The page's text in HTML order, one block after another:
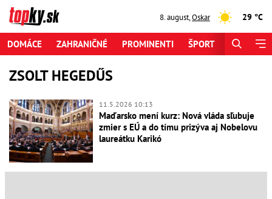
8. august,Oskar 29 °C
DOMÁCE ZAHRANIČNÉ PROMINENTI ŠPORT
ZSOLT HEGEDŰS
11.5.2026 10:13
Maďarsko mení kurz: Nová vláda sľubuje
zmier s EÚ a do tímu prizýva aj Nobelovu
laureátku Karikó